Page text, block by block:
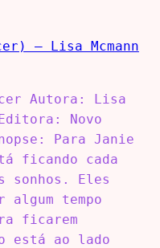
Autora: Lisa
Novo
Para Janie
ficando cada
Eles
algum tempo
ficarem
está ao lado